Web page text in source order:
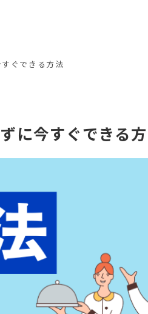
ぐできる方法
に今すぐできる